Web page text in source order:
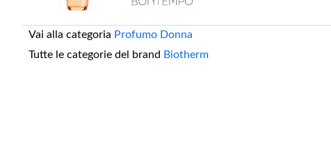
Vai alla categoria Profumo Donna
Tutte le categorie del brand Biotherm